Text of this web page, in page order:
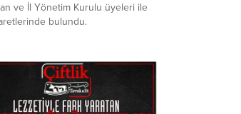
ve İl Yönetim Kurulu üyeleri ile
bulundu.